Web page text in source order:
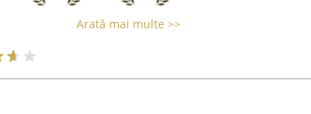
Arată mai multe >>